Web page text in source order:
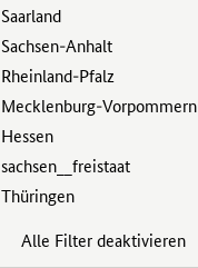
Saarland
Sachsen-Anhalt
Rheinland-Pfalz
Mecklenburg-Vorpommern
Hessen
sachsen__freistaat
Thüringen
Alle Filter deaktivieren